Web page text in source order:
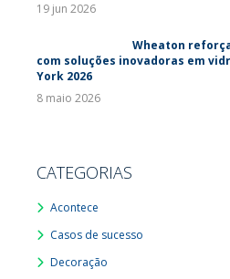
19 jun 2026
Wheaton
com soluções inovadoras em
York 2026
8 maio 2026
CATEGORIAS
Acontece
Casos de sucesso
Decoração